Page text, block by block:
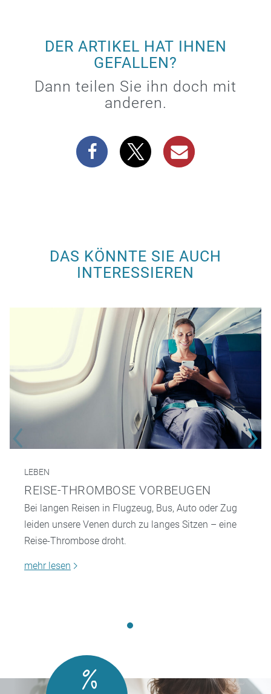
DER ARTIKEL HAT IHNEN
GEFALLEN?
Dann teilen Sie ihn doch mit
anderen.
DAS KÖNNTE SIE AUCH
INTERESSIEREN
LEBEN
REISE-THROMBOSE VORBEUGEN
Bei langen Reisen in Flugzeug, Bus, Auto oder Zug
leiden unsere Venen durch zu langes Sitzen – eine
Reise-Thrombose droht.
mehr lesen